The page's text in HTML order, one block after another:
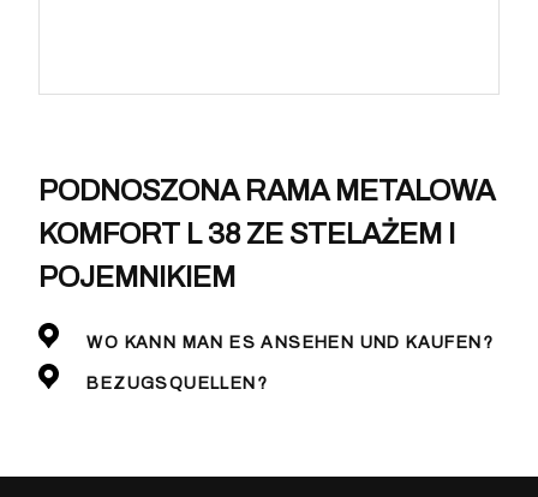
PODNOSZONA RAMA METALOWA
KOMFORT L 38 ZE STELAŻEM I
POJEMNIKIEM
WO KANN MAN ES ANSEHEN UND KAUFEN?
BEZUGSQUELLEN?